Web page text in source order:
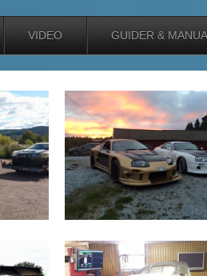
VIDEO GUIDER &